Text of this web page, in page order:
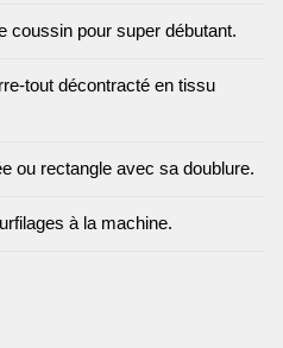
coussin pour super débutant.
tout décontracté en tissu
ou rectangle avec sa doublure.
à la machine.